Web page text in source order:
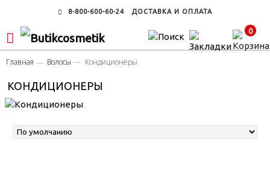
8-800-600-60-24 ДОСТАВКА И ОПЛАТА
0
Главная Волосы Кондиционеры
КОНДИЦИОНЕРЫ